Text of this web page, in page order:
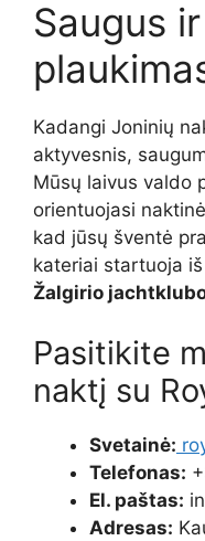
Saugus
Kadangi Joninių
aktyvesnis,
Mūsų laivus valdo
orientuojasi
kad jūsų šventė
kateriai startuoja
Žalgirio
Pasitikite
naktį su
Svetainė:
Telefonas:
El. paštas:
Adresas: